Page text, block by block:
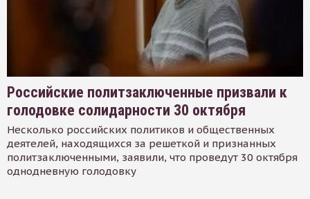
Российские политзаключенные призвали к
голодовке солидарности 30 октября
Несколько российских политиков и общественных
деятелей, находящихся за решеткой и признанных
политзаключенными, заявили, что проведут 30 октября
однодневную голодовку